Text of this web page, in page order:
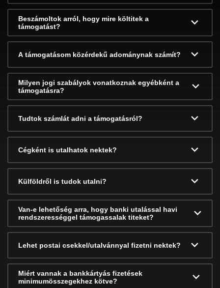
Beszámoltok arról, hogy mire költitek a
támogatást?
A támogatásom közérdekű adománynak számít?
Milyen jogi szabályok vonatkoznak egyébként a
támogatásra?
Tudtok számlát adni a támogatásról?
Cégként is utalhatok nektek?
Külföldről is tudok utalni?
Van-e lehetőség arra, hogy banki utalással havi
rendszerességgel támogassalak titeket?
Lehet postai csekkel/utalvánnyal fizetni nektek?
Miért vannak a bankkártyás fizetések
minimumösszegekhez kötve?